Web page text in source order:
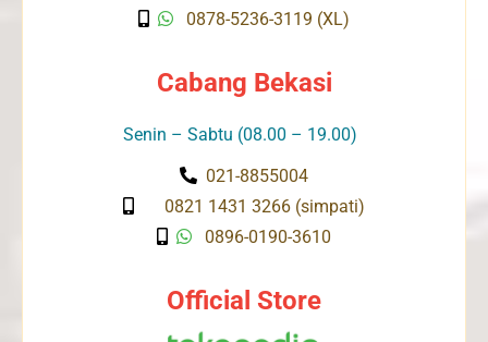
0878-5236-3119 (XL)
Cabang Bekasi
Senin – Sabtu (08.00 – 19.00)
021-8855004
0821 1431 3266 (simpati)
0896-0190-3610
Official Store